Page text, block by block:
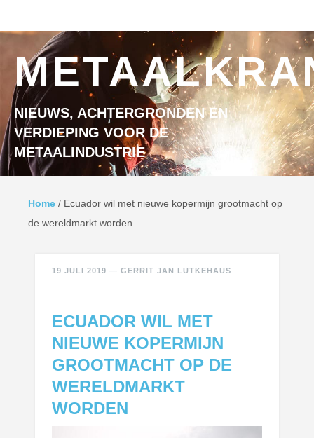
NIEUWS, ACHTERGRONDEN EN
VERDIEPING VOOR DE
METAALINDUSTRIE
Home / Ecuador wil met nieuwe kopermijn grootmacht op
de wereldmarkt worden
19 JULI 2019 —GERRIT JAN LUTKEHAUS
ECUADOR WIL MET
NIEUWE KOPERMIJN
GROOTMACHT OP DE
WERELDMARKT
WORDEN